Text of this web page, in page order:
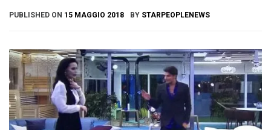
PUBLISHED ON 15 MAGGIO 2018 BY STARPEOPLENEWS